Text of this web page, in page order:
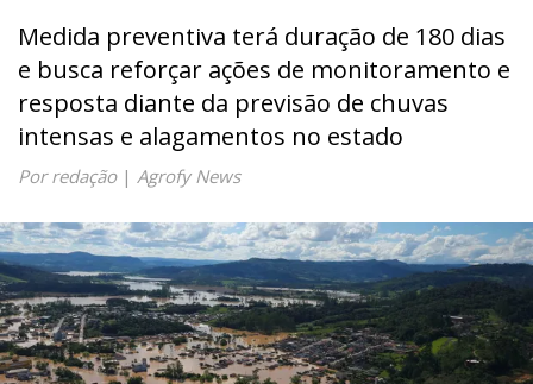
Medida preventiva terá duração de 180 dias
e busca reforçar ações de monitoramento e
resposta diante da previsão de chuvas
intensas e alagamentos no estado
Por redação| Agrofy News